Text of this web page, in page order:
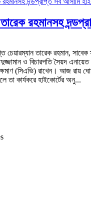
রহমানসহ
চেয়ারম্যান তারেক রহমান,
ও বিচারপতি সৈয়দ
(সিএভি) রাখেন। আজ রায়
তা কার্যকরে হাইকোর্টের অনু...